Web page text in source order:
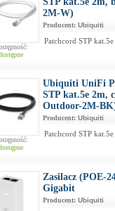
2M-W)
Producent: Ubiquiti
Patchcord STP
Ubiquiti UniFi
STP kat.5e 2m,
Outdoor-2M-
Producent: Ubiquiti
Patchcord STP
Zasilacz (POE-
Gigabit
Producent: Ubiquiti